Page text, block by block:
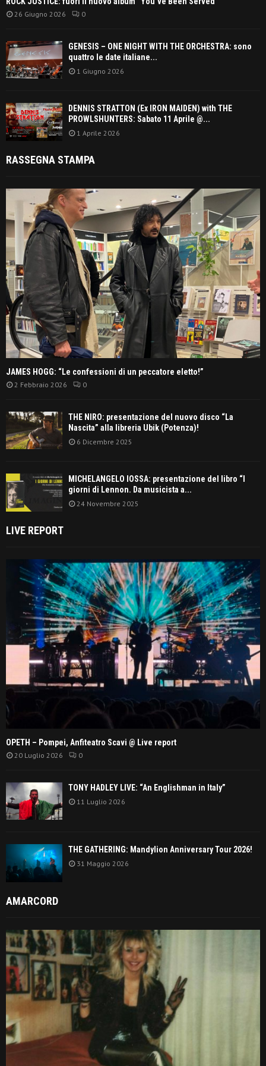
26 Giugno 2026 0
GENESIS – ONE NIGHT WITH THE ORCHESTRA: sono
quattro le date italiane...
1 Giugno 2026
DENNIS STRATTON (Ex IRON MAIDEN) with THE
PROWLSHUNTERS: Sabato 11 Aprile @...
1 Aprile 2026
RASSEGNA STAMPA
JAMES HOGG: “Le confessioni di un peccatore eletto!”
2 Febbraio 2026 0
THE NIRO: presentazione del nuovo disco “La
Nascita” alla libreria Ubik (Potenza)!
6 Dicembre 2025
MICHELANGELO IOSSA: presentazione del libro “I
giorni di Lennon. Da musicista a...
24 Novembre 2025
LIVE REPORT
OPETH – Pompei, Anfiteatro Scavi @ Live report
20 Luglio 2026 0
TONY HADLEY LIVE: “An Englishman in Italy”
11 Luglio 2026
THE GATHERING: Mandylion Anniversary Tour 2026!
31 Maggio 2026
AMARCORD